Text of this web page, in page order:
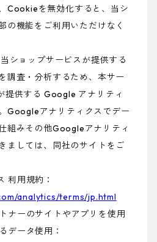
Cookieを無効化すると、当シ
の機能をご利用いただけなく
ショップサービスが提供する
調査・分析するため、本サー
提供する Google アナリティ
Googleアナリティクスでデー
組みその他Googleアナリティ
ましては、同社のサイトをご
利用規約：
analytics/terms/jp.html
ナーのサイトやアプリを使用
データ使用：